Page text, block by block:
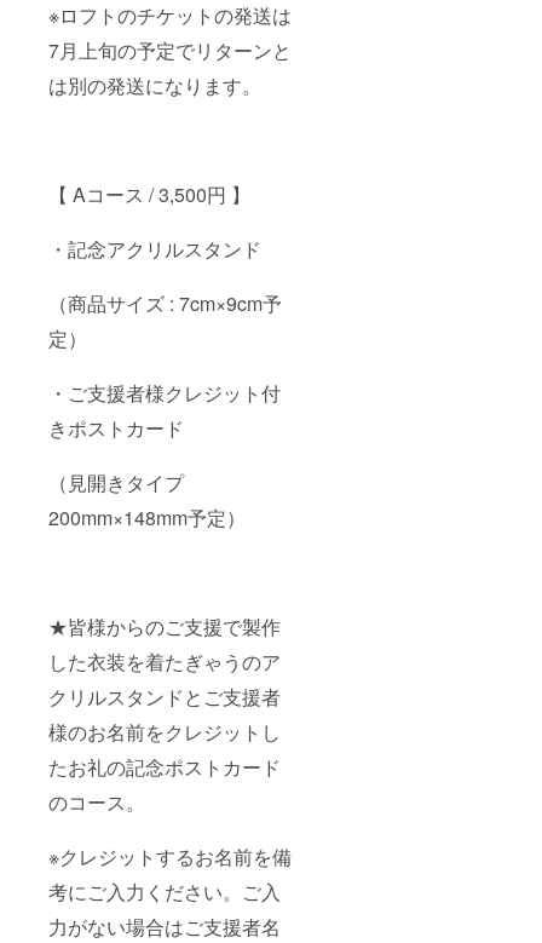
※ロフトのチケットの発送は
7月上旬の予定でリターンと
は別の発送になります。
【 Aコース / 3,500円 】
・記念アクリルスタンド
（商品サイズ : 7cm×9cm予
定）
・ご支援者様クレジット付
きポストカード
（見開きタイプ
200mm×148mm予定）
★皆様からのご支援で製作
した衣装を着たぎゃうのア
クリルスタンドとご支援者
様のお名前をクレジットし
たお礼の記念ポストカード
のコース。
※クレジットするお名前を備
考にご入力ください。ご入
力がない場合はご支援者名